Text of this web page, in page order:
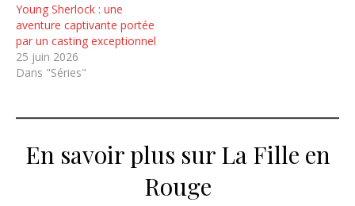
Young Sherlock : une
aventure captivante portée
par un casting exceptionnel
25 juin 2026
Dans "Séries"
En savoir plus sur La Fille en
Rouge